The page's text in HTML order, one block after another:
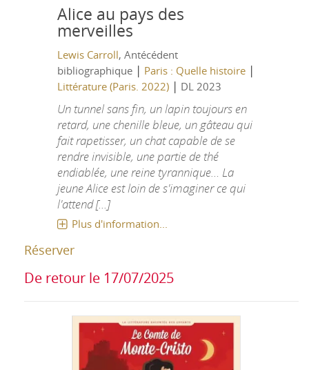
Alice au pays des
merveilles
Lewis Carroll, Antécédent
bibliographique | Paris : Quelle histoire|
Littérature (Paris. 2022)| DL 2023
Un tunnel sans fin, un lapin toujours en
retard, une chenille bleue, un gâteau qui
fait rapetisser, un chat capable de se
rendre invisible, une partie de thé
endiablée, une reine tyrannique… La
jeune Alice est loin de s'imaginer ce qui
l'attend [...]
Plus d'information...
Réserver
De retour le 17/07/2025